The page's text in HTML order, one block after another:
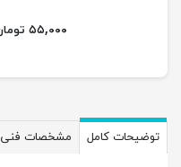
۵۵,۰۰۰ تومان
توضیحات کامل مشخصات فنی